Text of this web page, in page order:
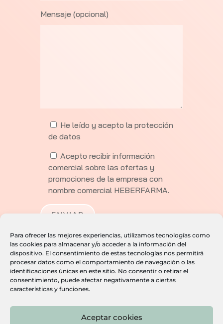
Para ofrecer las mejores experiencias, utilizamos tecnologías como
las cookies para almacenar y/o acceder a la información del
dispositivo. El consentimiento de estas tecnologías nos permitirá
procesar datos como el comportamiento de navegación o las
identificaciones únicas en este sitio. No consentir o retirar el
consentimiento, puede afectar negativamente a ciertas
características y funciones.
Aceptar cookies
Mensaje (opcional)
He leído y acepto la protección
de datos
Acepto recibir información
comercial sobre las ofertas y
promociones de la empresa con
nombre comercial HEBERFARMA.
Heber Farma, S.L. · C. Gamonal, 5, planta 3, Nave 1,
2026 © Heber Farma Laboratorio |